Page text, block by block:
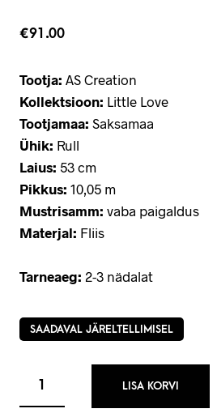
€91.00
Tootja: AS Creation
Kollektsioon: Little Love
Tootjamaa: Saksamaa
Ühik: Rull
Laius: 53 cm
Pikkus: 10,05 m
Mustrisamm: vaba paigaldus
Materjal: Fliis
Tarneaeg: 2-3 nädalat
SAADAVAL JÄRELTELLIMISEL
LISA KORVI